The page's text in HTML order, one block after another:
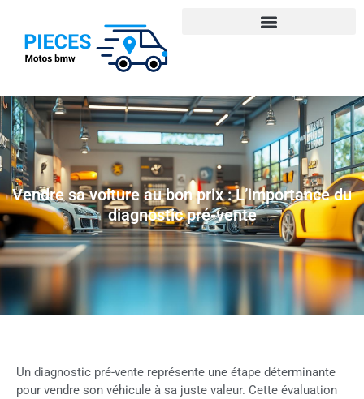
Vendre sa voiture au bon prix : L’importance du
diagnostic pré-vente
Un diagnostic pré-vente représente une étape déterminante
pour vendre son véhicule à sa juste valeur. Cette évaluation